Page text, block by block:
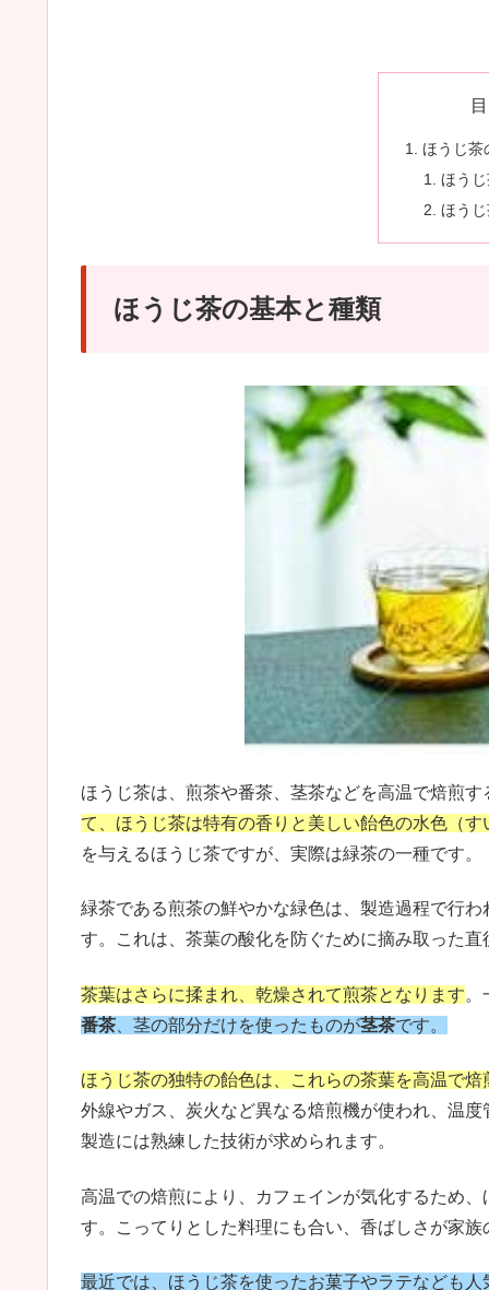
ほうじ茶
ほう
ほう
ほうじ茶の基本と種類
ほうじ茶は、煎茶や番茶、茎茶などを高温で焙煎
て、ほうじ茶は特有の香りと美しい飴色の水色（
を与えるほうじ茶ですが、実際は緑茶の一種です。
緑茶である煎茶の鮮やかな緑色は、製造過程で行
す。これは、茶葉の酸化を防ぐために摘み取った
茶葉はさらに揉まれ、乾燥されて煎茶となります。
番茶 、茎の部分だけを使ったものが茎茶です。
ほうじ茶の独特の飴色は、これらの茶葉を高温で
外線やガス、炭火など異なる焙煎機が使われ、温
製造には熟練した技術が求められます。
高温での焙煎により、カフェインが気化するため
す。こってりとした料理にも合い、香ばしさが家
最近では、ほうじ茶を使ったお菓子やラテなども